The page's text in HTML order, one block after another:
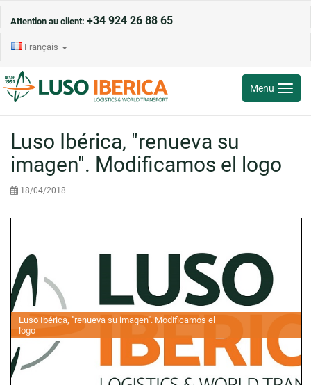
Attention au client: +34 924 26 88 65
Français
Toggle
Menu
Luso Ibérica, "renueva su
imagen". Modificamos el logo
18/04/2018
Luso Ibérica, "renueva su imagen". Modificamos el
logo